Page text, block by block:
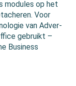
modules op het
Voor
van Adver-
gebruikt –
Business